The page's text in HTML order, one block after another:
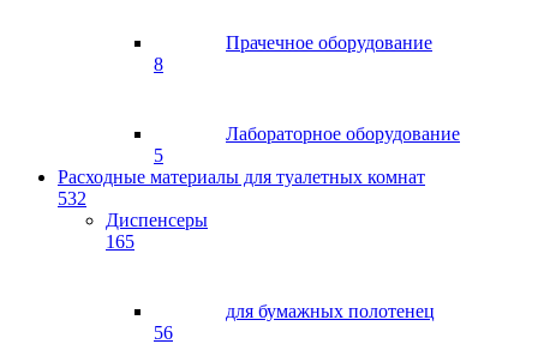
Прачечное оборудование
8
Лабораторное оборудование
5
Расходные материалы для туалетных комнат
532
Диспенсеры
165
для бумажных полотенец
56